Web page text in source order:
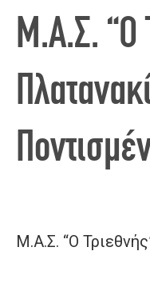
Μ.Α.Σ. “Ο
Μ.Α.Σ. “Ο